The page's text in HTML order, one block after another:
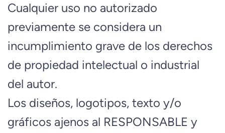
Cualquier uso no autorizado
previamente se considera un
incumplimiento grave de los derechos
de propiedad intelectual o industrial
del autor.
Los diseños, logotipos, texto y/o
gráficos ajenos al RESPONSABLE y